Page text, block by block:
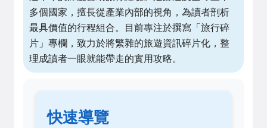
多個國家，擅長從產業內部的視角，為讀者剖析
最具價值的行程組合。目前專注於撰寫「旅行碎
片」專欄，致力於將繁雜的旅遊資訊碎片化，整
理成讀者一眼就能帶走的實用攻略。
快速導覽